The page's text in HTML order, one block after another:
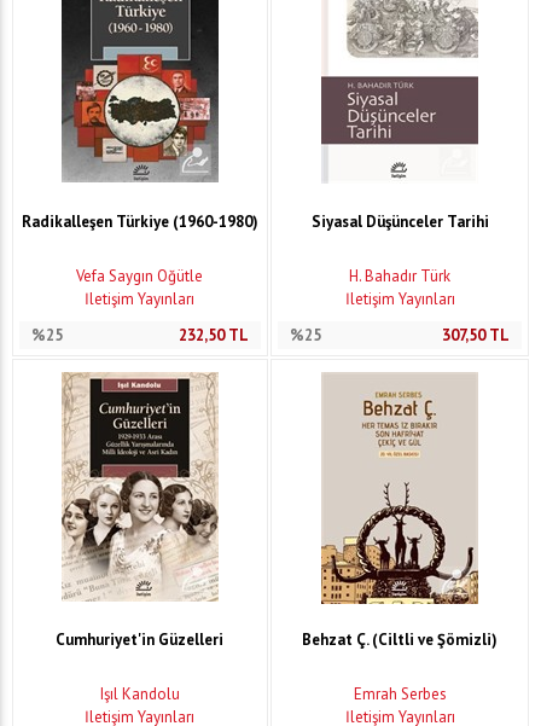
Radikalleşen Türkiye (1960-1980)
Vefa Saygın Öğütle
İletişim Yayınları
%25
232,50TL
Siyasal Düşünceler Tarihi
H. Bahadır Türk
İletişim Yayınları
%25
307,50TL
Cumhuriyet'in Güzelleri
Işıl Kandolu
İletişim Yayınları
Behzat Ç. (Ciltli ve Şömizli)
Emrah Serbes
İletişim Yayınları